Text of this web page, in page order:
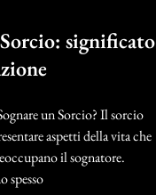
significato
un Sorcio? Il sorcio
aspetti della vita che
il sognatore.
spesso